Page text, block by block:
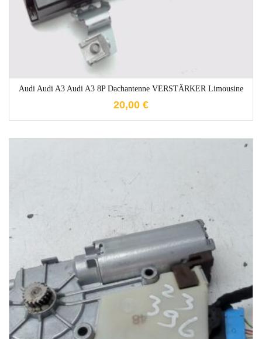
Audi Audi A3 Audi A3 8P Dachantenne VERSTÄRKER Limousine
20,00 €
1-3 Werktage